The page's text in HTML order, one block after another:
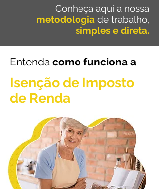
Conheça aqui a nossa
metodologia de trabalho,
simples e direta.
Entenda como funciona a
Isenção de Imposto
de Renda